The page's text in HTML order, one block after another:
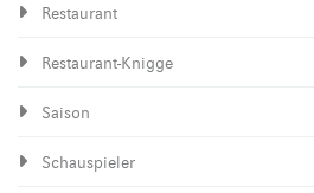
Restaurant
Restaurant-Knigge
Saison
Schauspieler